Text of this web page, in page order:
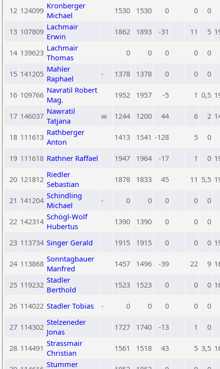
12 124099 Kronberger
Michael
1530 1530 0 0 0
13 107809 Lachmair
Erwin
1862 1893 -31 11 5
14 139623 Lachmair
Thomas
0 0 0 0 0
15 141205 Mahler
Raphael
- 1378 1378 0 0 0
16 109766 Navratil Robert
Mag.
1952 1957 -5 1 0,5
17 146037 Nawratil
Tatjana
w 1244 1200 44 6 2
18 111613 Rathberger
Anton
1413 1541 -128 5 0
19 111618 Rathner Raffael 1947 1964 -17 1 0
20 121812 Riedler
Sebastian
1878 1833 45 11 5,5
21 141204 Schindling
Michael
- 0 0 0 0 0
22 142314 Schögl-Wolf
Hubertus
1390 1390 0 0 0
23 113734 Singer Gerald 1915 1915 0 0 0
24 113868 Sonntagbauer
Manfred
1457 1496 -39 22 9
25 119232 Stadler
Berthold
1523 1523 0 0 0
26 114022 Stadler Tobias - 0 0 0 0 0
27 114302 Stelzeneder
Jonas
1727 1740 -13 1 0
28 114491 Strassmair
Christian
1561 1518 43 5 3,5
Stummer